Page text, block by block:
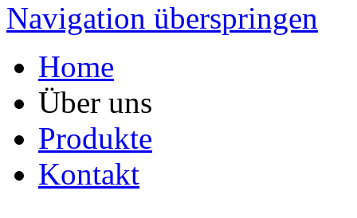
Navigation überspringen
Home
Über uns
Produkte
Kontakt